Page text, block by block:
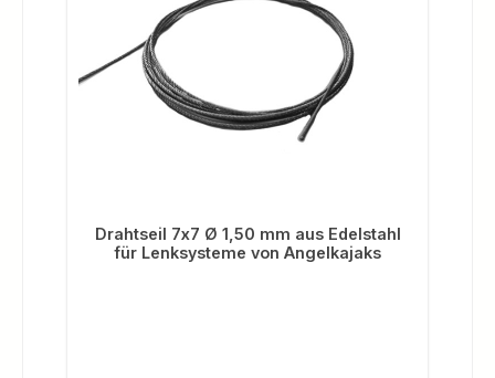
Drahtseil 7x7 Ø 1,50 mm aus Edelstahl
für Lenksysteme von Angelkajaks